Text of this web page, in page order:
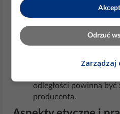
że przerwa powietrzna
pole magnetyczne i
odpowiednio silnej
uruchomić się lub
ustawienia
odległości powinna być
producenta.
Odrzuć
Zarządzaj